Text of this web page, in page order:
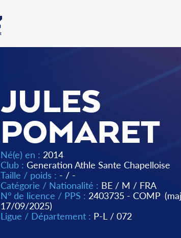
JULES
POMARET
Né(e) en : 2014
Club :Generation Athle Sante Chapelloise
Taille / poids : - / -
Catégorie / Nationalité : BE / M / FRA
N° de licence / PPS : 2403735 - COMP
17/09/2025)
Ligue / Département : P-L / 072